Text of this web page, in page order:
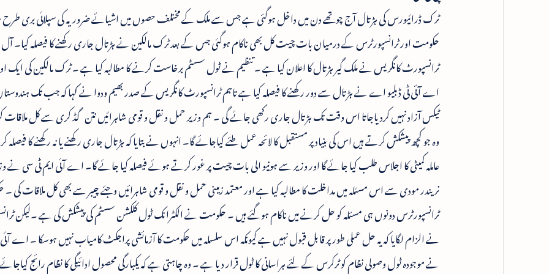
ٹرک ڈرائیورس کی ہڑتال آج چوتھے دن میں داخل ہوگئی ہے جس سے ملک کے مختلف حصوں میں اشیائے ضروریہ کی سپلائی بری طرح
حکومت اور ٹرانسپورٹرس کے درمیان بات چیت کل بھی ناکام ہوگئی جس کے بعد ٹرک مالکین نے ہڑتال جاری رکھنے کا فیصلہ کیا۔ آل
ٹرانسپورٹ کانگریس نے ملک گیر ہڑتال کا اعلان کیا ہے ۔ تنظیم نے ٹول سسٹم برخاست کرنے کا مطالبہ کیا ہے ۔ ٹرک مالکین کی ایک
اے آئی ٹی ڈبلیو اے نے ہڑتال سے دور رکھنے کا فیصلہ کیا ہے تاہم ٹرانسپورٹ کانگریس کے صدر بھیم ودوا نے کہا کہ جب تک
ٹیکس آزاد نہیں کردیاجاتا اس وقت تک ہڑتال جاری رکھی جائے گی ۔ ہم وزیر حمل و نقل و قومی شاہرائیں نتن گڈ کری سے کل
وہ جو کچھ پیشکش کرتے ہیں اس کی بنیاد پر مستقبل کا لائحہ عمل طئے کیاجائے گا۔ انہوں نے بتایا کہ ہڑتال جاری رکھنے یا نہ رکھنے کا فیصلہ
عاملہ کمیٹی کا اجلاس طلب کیا جائے گا اور وزیر سے ہونیو الی بات چیت پر غور کرتے ہوئے فیصلہ کیا جائے گا۔ اے آئی ایم ٹی سی نے
نریندر مودی سے اس مسئلہ میں مداخلت کا مطالبہ کیا ہے اور معتمد زمینی حمل و نقل و قومی شاہرائیں وجئے چیبر سے بھی کل ملاقات کی
ٹرانسپورٹرس دونوں ہی مسئلہ کو حل کرنے میں ناکام ہوگئے ہیں ۔ حکومت نے الکٹرانک ٹول کلکشن سسٹم کی پیشکش کی ہے ۔لیکن
نے الزام لگایا کہ یہ حل عملی طور پر قابل قبول نہیں ہے کیونکہ اس سلسلہ میں حکومت کا آزمائشی پراجکٹ کامیاب نہیں ہوسکا ۔ اے
نے موجودہ ٹول وصولی نظام کو ٹرکرس کے لئے ہراسانی کا ٹول قرار دیا ہے ۔ وہ چاہتی ہے کہ یکبارگی محصول ادائیگی کا نظام رائج